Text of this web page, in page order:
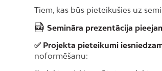
Tiem, kas būs pieteikušies uz
Semināra prezentācija
✅ Projekta pieteikumi
noformēšanu: